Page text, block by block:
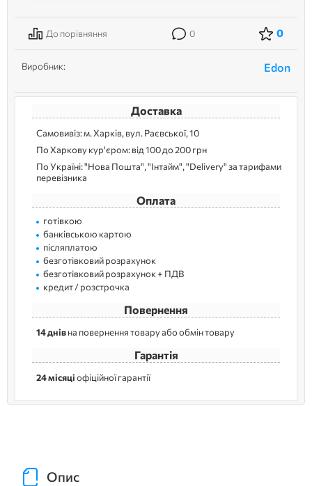
До порівняння 0 0
Виробник: Edon
Доставка
Самовивіз: м. Харків, вул. Раєвської, 10
По Харкову кур'єром: від 100 до 200 грн
По Україні: "Нова Пошта", "Інтайм", "Delivery" за тарифами
перевізника
Оплата
готівкою
банківською картою
післяплатою
безготівковий розрахунок
безготівковий розрахунок + ПДВ
кредит / розстрочка
Повернення
14 днівна повернення товару або обмін товару
Гарантія
24 місяціофіційної гарантії
Опис